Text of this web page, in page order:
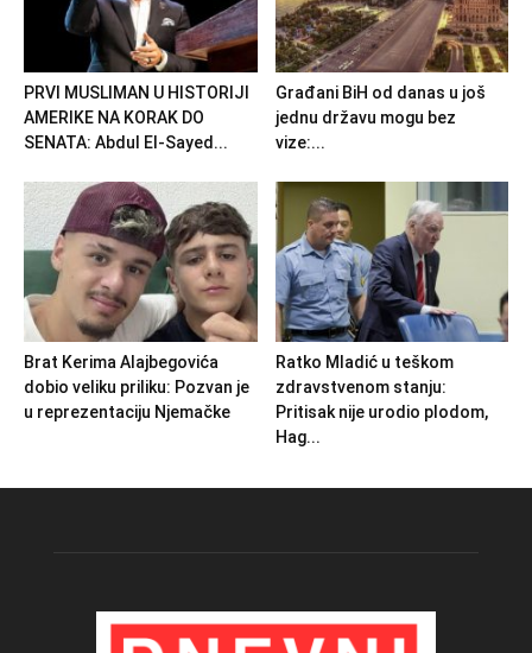
PRVI MUSLIMAN U HISTORIJI
AMERIKE NA KORAK DO
SENATA: Abdul El-Sayed...
Građani BiH od danas u još
jednu državu mogu bez
vize:...
Brat Kerima Alajbegovića
dobio veliku priliku: Pozvan je
u reprezentaciju Njemačke
Ratko Mladić u teškom
zdravstvenom stanju:
Pritisak nije urodio plodom,
Hag...